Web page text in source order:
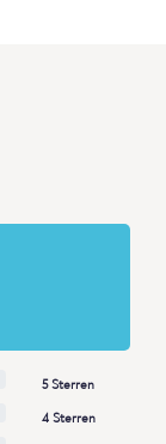
5 Sterren
4 Sterren